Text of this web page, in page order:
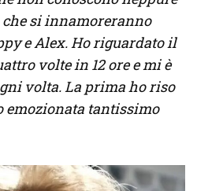
si innamoreranno
e Alex. Ho riguardato il
volte in 12 ore e mi è
volta. La prima ho riso
emozionata tantissimo